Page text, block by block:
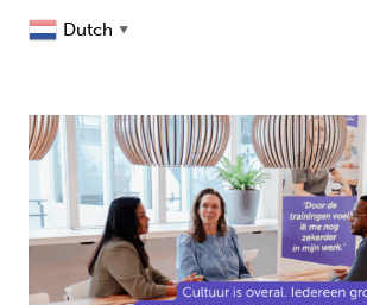
Dutch ▼